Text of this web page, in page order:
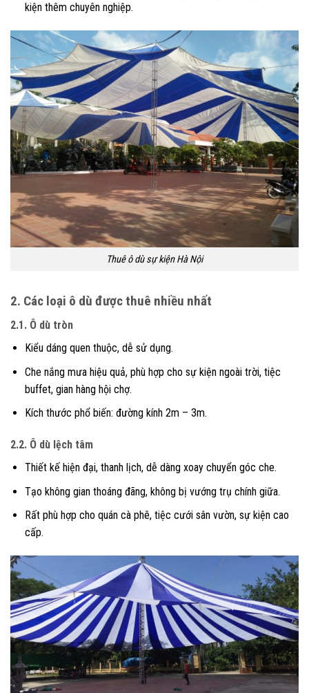
kiện thêm chuyên nghiệp.
Thuê ô dù sự kiện Hà Nội
2. Các loại ô dù được thuê nhiều nhất
2.1. Ô dù tròn
Kiểu dáng quen thuộc, dễ sử dụng.
Che nắng mưa hiệu quả, phù hợp cho sự kiện ngoài trời, tiệc
buffet, gian hàng hội chợ.
Kích thước phổ biến: đường kính 2m – 3m.
2.2. Ô dù lệch tâm
Thiết kế hiện đại, thanh lịch, dễ dàng xoay chuyển góc che.
Tạo không gian thoáng đãng, không bị vướng trụ chính giữa.
Rất phù hợp cho quán cà phê, tiệc cưới sân vườn, sự kiện cao
cấp.